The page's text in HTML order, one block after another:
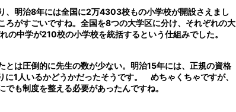
、明治8年には全国に2万4303校もの小学校が開設さえまし
ろがすごいですね。全国を8つの大学区に分け、それぞれの大
の中学が210校の小学校を統括するという仕組みでした。
とは圧倒的に先生の数が少ない。明治15年には、正規の資格
1人いるかどうかだったそうです。 めちゃくちゃですが、
も制度を整える必要があったんですね。